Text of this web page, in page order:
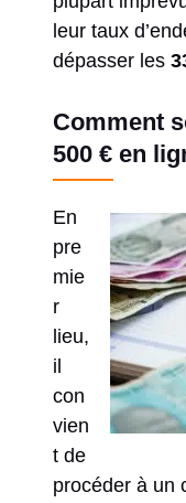
leur taux
dépasser les
Comment
500 € en
En
pre
mie
r
lieu,
il
con
vien
t de
procéder à un